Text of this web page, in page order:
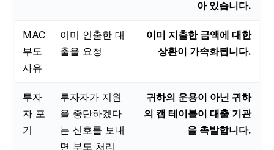
아 있습니다.
MAC
부도
사유
이미 인출한 대
출을 요청
이미 지출한 금액에 대한
상환이 가속화됩니다.
투자
자 포
기
투자자가 지원
을 중단하겠다
는 신호를 보내
면 부도 처리
귀하의 운용이 아닌 귀하
의 캡 테이블이 대출 기관
을 촉발합니다.